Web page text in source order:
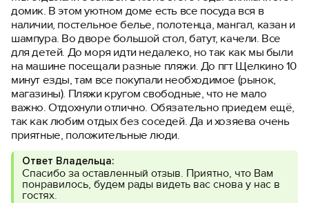
домик. В этом уютном доме есть все посуда вся в
наличии, постельное белье, полотенца, мангал, казан и
шампура. Во дворе большой стол, батут, качели. Все
для детей. До моря идти недалеко, но так как мы были
на машине посещали разные пляжи. До пгт Щелкино 10
минут езды, там все покупали необходимое (рынок,
магазины). Пляжи кругом свободные, что не мало
важно. Отдохнули отлично. Обязательно приедем ещё,
так как любим отдых без соседей. Да и хозяева очень
приятные, положительные люди.
Ответ Владельца:
Спасибо за оставленный отзыв. Приятно, что Вам
понравилось, будем рады видеть вас снова у нас в
гостях.